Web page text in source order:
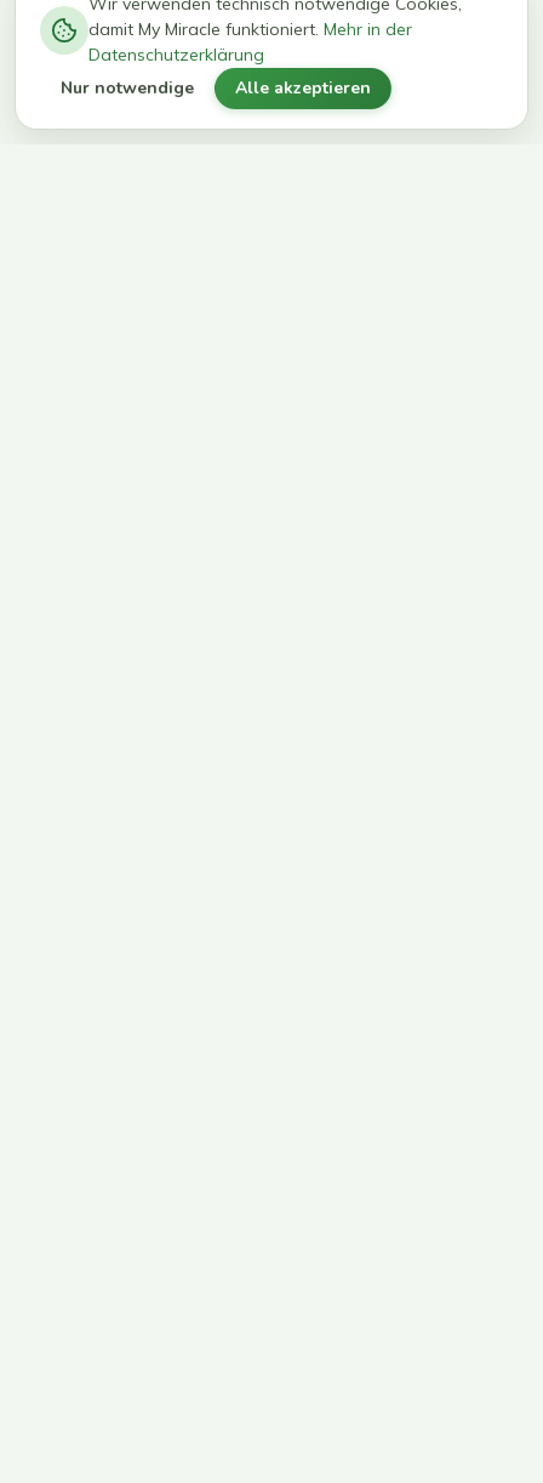
kg in 12
Wochen
erreichen
ihr Ziel
damit My Miracle funktioniert. Mehr in der
Datenschutzerklärung
Nur notwendige Alle akzeptieren